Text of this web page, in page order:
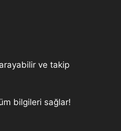
ve takip
bilgileri sağlar!